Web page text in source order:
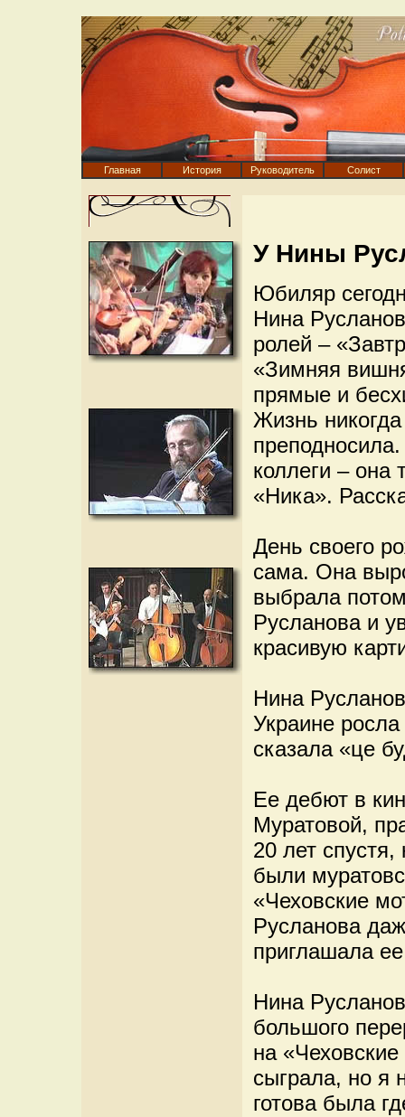
Главная История Руководитель Солист
У Нины
Юбиляр
Нина
ролей –
«Зимняя
прямые и
Жизнь
коллеги –
«Ника».
День своего
сама. Она
выбрала
Русланова и
красивую
Нина
Украине
сказала «це
Ее дебют в
Муратовой,
20 лет
были
«Чеховские
Русланова
приглашала
Нина
большого
на
сыграла, но я
готова была